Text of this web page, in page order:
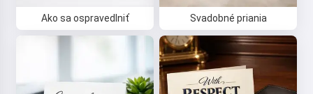
Ako sa ospravedlniť Svadobné priania